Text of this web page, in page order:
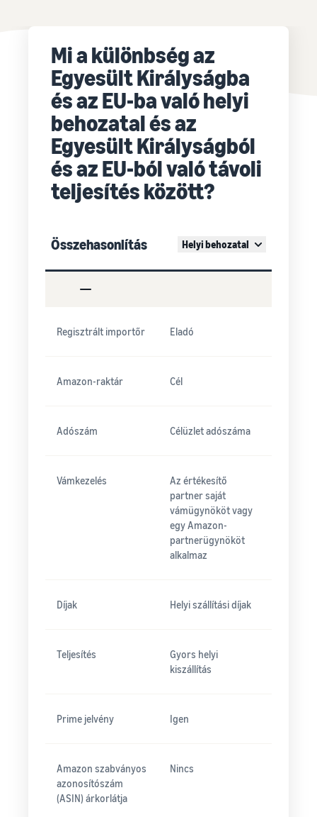
Mi a különbség az
Egyesült Királyságba
és az EU-ba való helyi
behozatal és az
Egyesült Királyságból
és az EU-ból való távoli
teljesítés között?
Összehasonlítás Helyi behozatal
Regisztrált importőr Eladó
Amazon-raktár Cél
Adószám Célüzlet adószáma
Vámkezelés
Az értékesítő
partner saját
vámügynököt vagy
egy Amazon-
partnerügynököt
alkalmaz
Díjak Helyi szállítási díjak
Teljesítés
Gyors helyi
kiszállítás
Prime jelvény Igen
Amazon szabványos
azonosítószám
(ASIN) árkorlátja
Nincs